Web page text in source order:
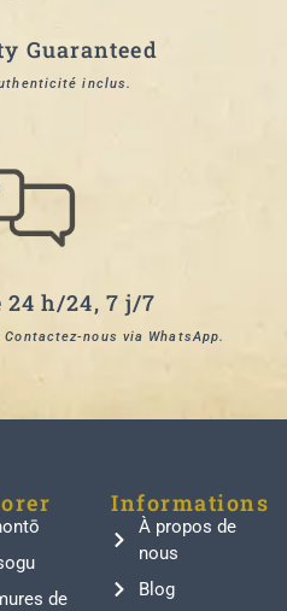
Guaranteed
inclus.
h/24, 7 j/7
nous via WhatsApp.
de
Informations
À propos de
nous
Blog